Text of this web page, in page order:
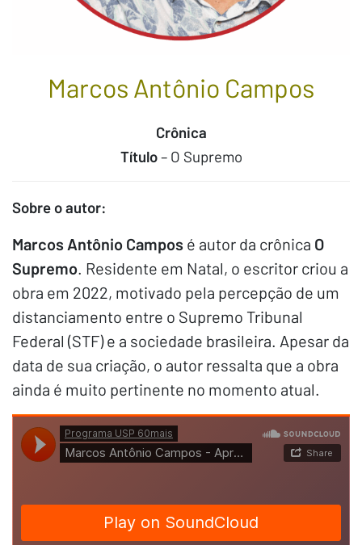
Marcos Antônio Campos
Crônica
Título– O Supremo
Sobre o autor:
Marcos Antônio Campos é autor da crônica O
Supremo. Residente em Natal, o escritor criou a
obra em 2022, motivado pela percepção de um
distanciamento entre o Supremo Tribunal
Federal (STF) e a sociedade brasileira. Apesar da
data de sua criação, o autor ressalta que a obra
ainda é muito pertinente no momento atual.